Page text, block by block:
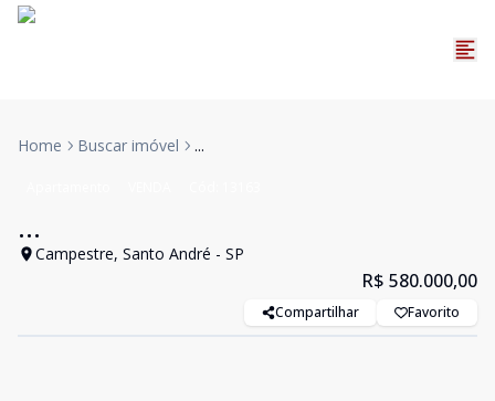
Home Buscar imóvel ...
...
Campestre, Santo André - SP
R$ 580.000,00
Compartilhar Favorito